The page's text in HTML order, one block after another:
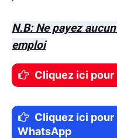
N.B: Ne payez
emploi
Cliquez ici pour
Cliquez ici
WhatsApp